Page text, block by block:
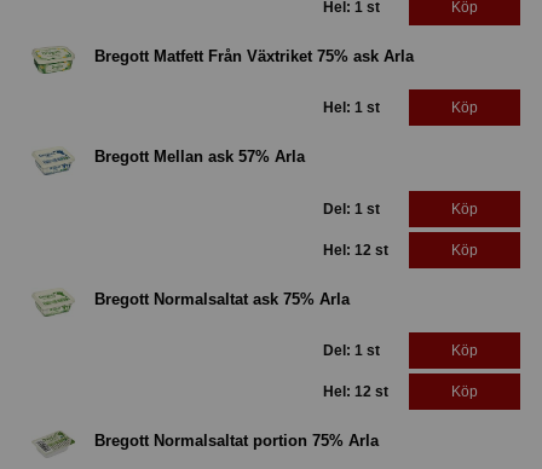
Hel: 1 st Köp
Bregott Matfett Från Växtriket 75% ask Arla
Hel: 1 st Köp
Bregott Mellan ask 57% Arla
Del: 1 st Köp
Hel: 12 st Köp
Bregott Normalsaltat ask 75% Arla
Del: 1 st Köp
Hel: 12 st Köp
Bregott Normalsaltat portion 75% Arla